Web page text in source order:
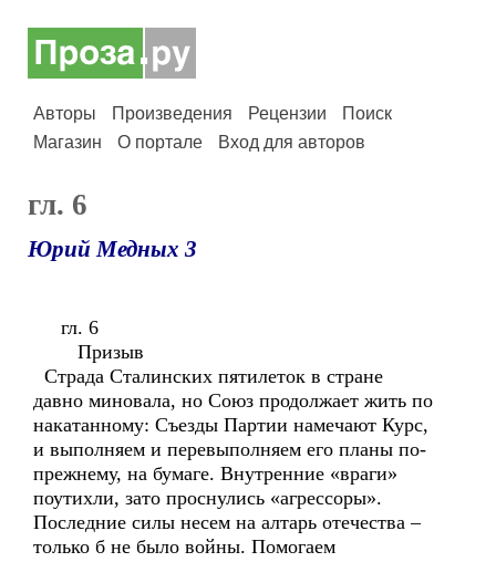
Авторы Произведения Рецензии
Поиск
Магазин
О портале Вход для авторов
гл. 6
Юрий Медных 3
гл. 6
Призыв
Страда Сталинских пятилеток в стране
давно миновала, но Союз продолжает жить по
накатанному: Съезды Партии намечают Курс,
и выполняем и перевыполняем его планы по-
прежнему, на бумаге. Внутренние «враги»
поутихли, зато проснулись «агрессоры».
Последние силы несем на алтарь отечества –
только б не было войны. Помогаем